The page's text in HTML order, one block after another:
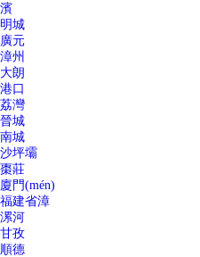
濱
明城
廣元
漳州
大朗
港口
荔灣
晉城
南城
沙坪壩
棗莊
廈門(mén)
福建省漳
漯河
甘孜
順德